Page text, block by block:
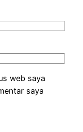
web saya
saya